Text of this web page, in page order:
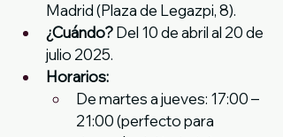
Madrid (Plaza de Legazpi, 8).
¿Cuándo? Del 10 de abril al 20 de
julio 2025.
Horarios:
De martes a jueves: 17:00 –
21:00 (perfecto para